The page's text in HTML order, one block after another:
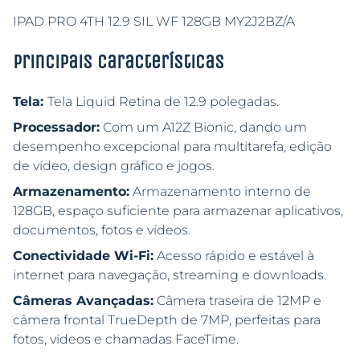
IPAD PRO 4TH 12.9 SIL WF 128GB MY2J2BZ/A
Principais características
Tela: Tela Liquid Retina de 12.9 polegadas.
Processador: Com um A12Z Bionic, dando um
desempenho excepcional para multitarefa, edição
de vídeo, design gráfico e jogos.
Armazenamento: Armazenamento interno de
128GB, espaço suficiente para armazenar aplicativos,
documentos, fotos e vídeos.
Conectividade Wi-Fi: Acesso rápido e estável à
internet para navegação, streaming e downloads.
Câmeras Avançadas: Câmera traseira de 12MP e
câmera frontal TrueDepth de 7MP, perfeitas para
fotos, vídeos e chamadas FaceTime.